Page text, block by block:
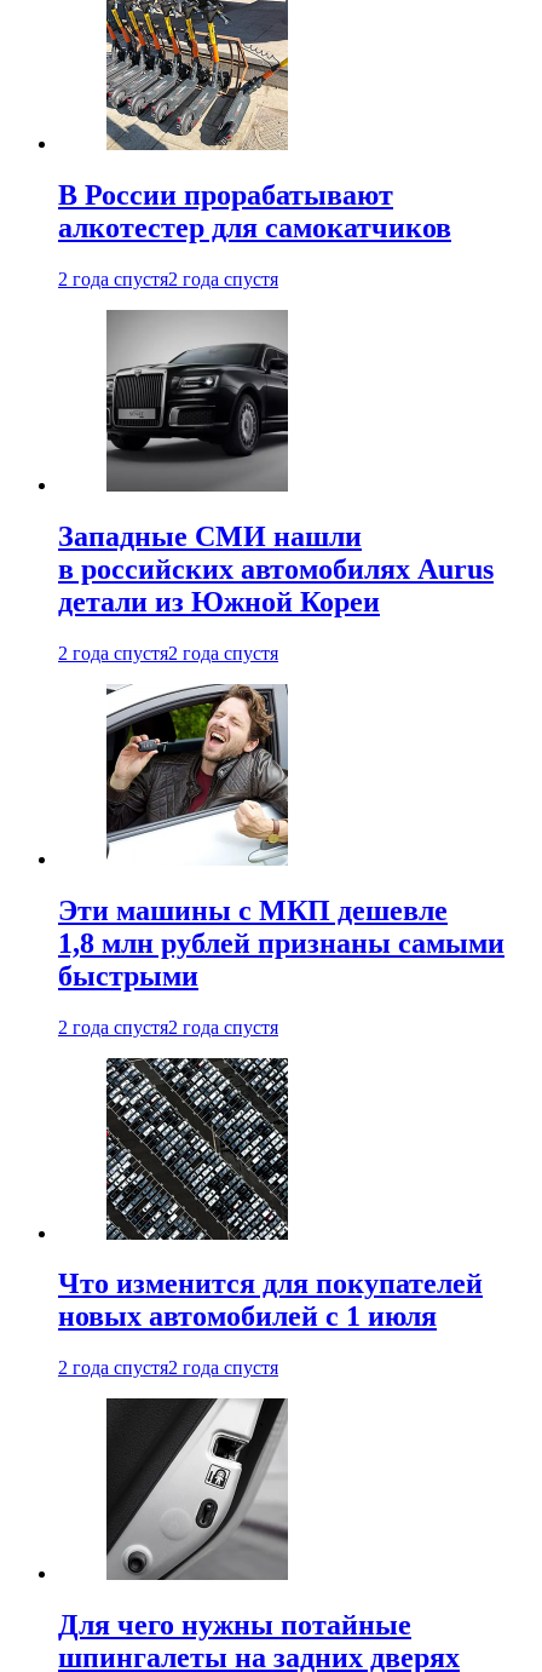
В России прорабатывают
алкотестер для самокатчиков
2 года спустя2 года спустя
Западные СМИ нашли
в российских автомобилях Aurus
детали из Южной Кореи
2 года спустя2 года спустя
Эти машины с МКП дешевле
1,8 млн рублей признаны самыми
быстрыми
2 года спустя2 года спустя
Что изменится для покупателей
новых автомобилей с 1 июля
2 года спустя2 года спустя
Для чего нужны потайные
шпингалеты на задних дверях